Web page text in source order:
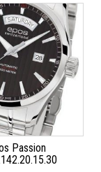
Passion